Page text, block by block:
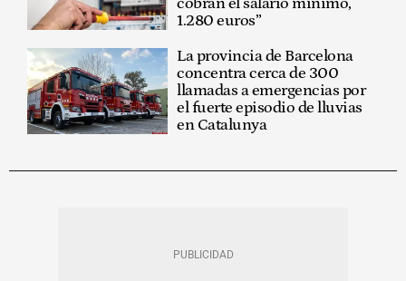
1.280 euros”
La provincia de Barcelona
concentra cerca de 300
llamadas a emergencias por
el fuerte episodio de lluvias
en Catalunya